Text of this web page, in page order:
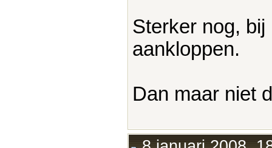
Sterker nog,
aankloppen.
Dan maar niet